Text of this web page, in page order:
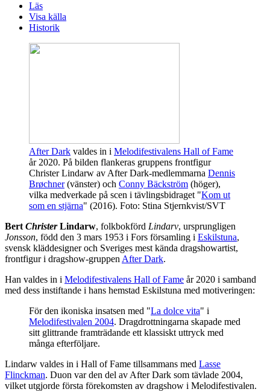
Läs
Visa källa
Historik
After Dark valdes in i Melodifestivalens Hall of Fame
år 2020. På bilden flankeras gruppens frontfigur
Christer Lindarw av After Dark-medlemmarna Dennis
Brøchner(vänster) och Conny Bäckström (höger),
vilka medverkade på scen i tävlingsbidraget "Kom ut
som en stjärna" (2016). Foto: Stina Stjernkvist/SVT
Bert ChristerLindarw, folkbokförd Lindarv, ursprungligen
Jonsson, född den 3 mars 1953 i Fors församling i Eskilstuna,
svensk kläddesigner och Sveriges mest kända dragshowartist,
frontfigur i dragshow-gruppen After Dark.
Han valdes in i Melodifestivalens Hall of Fame år 2020 i samband
med dess instiftande i hans hemstad Eskilstuna med motiveringen:
För den ikoniska insatsen med "La dolce vita" i
Melodifestivalen 2004. Dragdrottningarna skapade med
sitt glittrande framträdande ett klassiskt uttryck med
många efterföljare.
Lindarw valdes in i Hall of Fame tillsammans med Lasse
Flinckman. Duon var den del av After Dark som tävlade 2004,
vilket utgjorde första förekomsten av dragshow i Melodifestivalen.